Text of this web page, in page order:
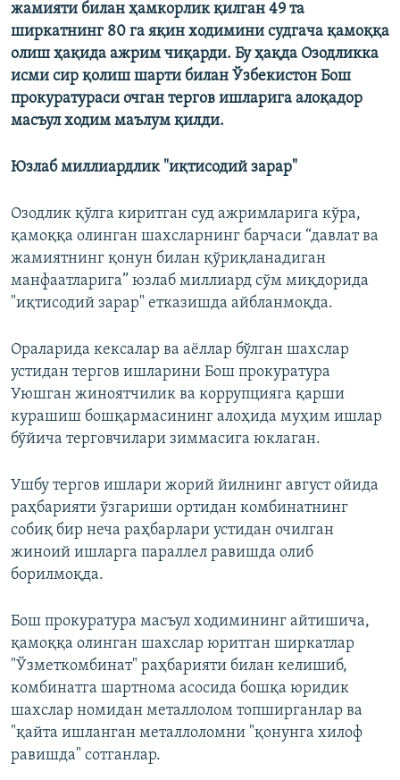
жамияти билан ҳамкорлик қилган 49 та
ширкатнинг 80 га яқин ходимини судгача қамоққа
олиш ҳақида ажрим чиқарди. Бу ҳақда Озодликка
исми сир қолиш шарти билан Ўзбекистон Бош
прокуратураси очган тергов ишларига алоқадор
масъул ходим маълум қилди.
Юзлаб миллиардлик "иқтисодий зарар"
Озодлик қўлга киритган суд ажримларига кўра,
қамоққа олинган шахсларнинг барчаси “давлат ва
жамиятнинг қонун билан қўриқланадиган
манфаатларига” юзлаб миллиард сўм миқдорида
"иқтисодий зарар" етказишда айбланмоқда.
Ораларида кексалар ва аёллар бўлган шахслар
устидан тергов ишларини Бош прокуратура
Уюшган жиноятчилик ва коррупцияга қарши
курашиш бошқармасининг алоҳида муҳим ишлар
бўйича терговчилари зиммасига юклаган.
Ушбу тергов ишлари жорий йилнинг август ойида
раҳбарияти ўзгариши ортидан комбинатнинг
собиқ бир неча раҳбарлари устидан очилган
жиноий ишларга параллел равишда олиб
борилмоқда.
Бош прокуратура масъул ходимининг айтишича,
қамоққа олинган шахслар юритган ширкатлар
"Ўзметкомбинат" раҳбарияти билан келишиб,
комбинатга шартнома асосида бошқа юридик
шахслар номидан металлолом топширганлар ва
"қайта ишланган металлоломни "қонунга хилоф
равишда" сотганлар.